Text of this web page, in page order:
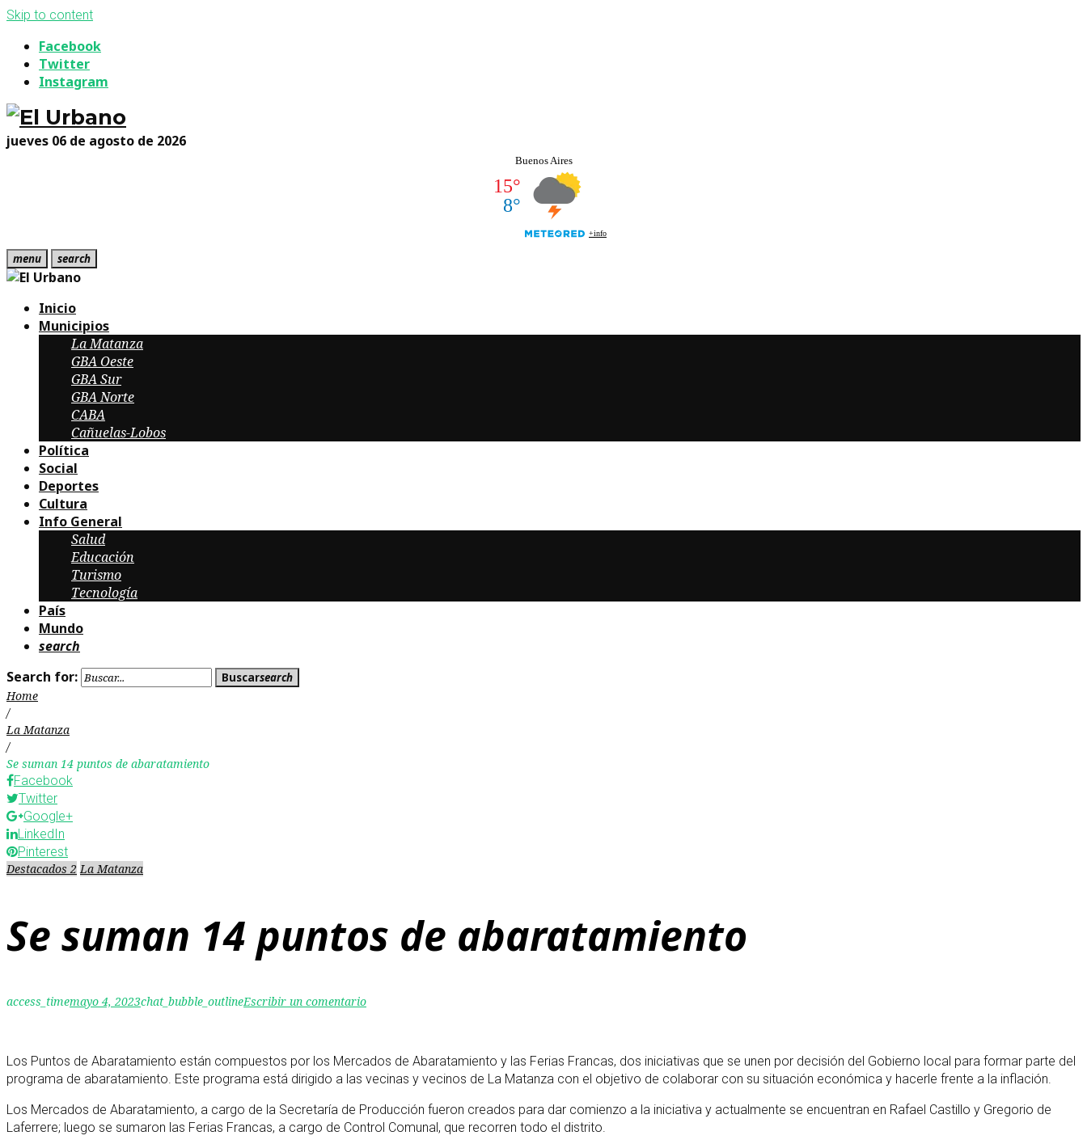
Skip to content
Facebook
Twitter
Instagram
jueves 06 de agosto de 2026
menu search
Inicio
Municipios
La Matanza
GBA Oeste
GBA Sur
GBA Norte
CABA
Cañuelas-Lobos
Política
Social
Deportes
Cultura
Info General
Salud
Educación
Turismo
Tecnología
País
Mundo
search
Search for:
Buscarsearch
Home
/
La Matanza
/
Se suman 14 puntos de abaratamiento
Facebook
Twitter
Google+
LinkedIn
Pinterest
Destacados 2 La Matanza
Se suman 14 puntos de abaratamiento
access_timemayo 4, 2023chat_bubble_outlineEscribir un comentario
Los Puntos de Abaratamiento están compuestos por los Mercados de Abaratamiento y las Ferias Francas, dos iniciativas que se unen por decisión del Gobierno local para formar parte del
programa de abaratamiento. Este programa está dirigido a las vecinas y vecinos de La Matanza con el objetivo de colaborar con su situación económica y hacerle frente a la inflación.
Los Mercados de Abaratamiento, a cargo de la Secretaría de Producción fueron creados para dar comienzo a la iniciativa y actualmente se encuentran en Rafael Castillo y Gregorio de
Laferrere; luego se sumaron las Ferias Francas, a cargo de Control Comunal, que recorren todo el distrito.